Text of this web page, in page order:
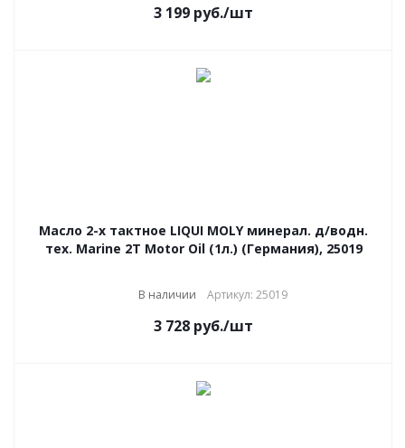
3 199 руб./шт
Масло 2-х тактное LIQUI MOLY минерал. д/водн.
тех. Marine 2Т Motor Oil (1л.) (Германия), 25019
В наличии Артикул: 25019
3 728 руб./шт